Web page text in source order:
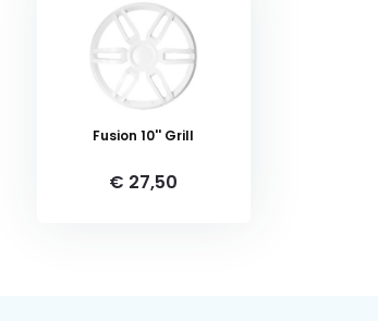
Fusion 10'' Grill
€ 27,50